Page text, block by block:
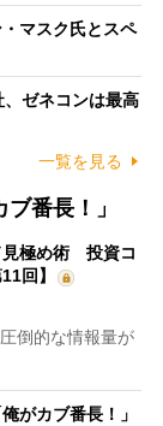
マスク氏とスペ
、ゼネコンは最高
一覧を見る
番長！」
見極め術 投資コ
回】
倒的な情報量が
がカブ番長！」